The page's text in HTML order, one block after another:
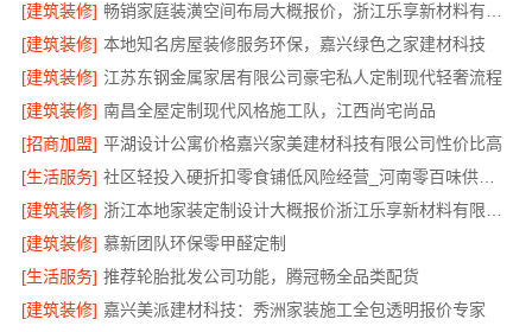
[建筑装修]
[建筑装修] 本地知名房屋装修服务环保，嘉兴绿色之家建材科技
[建筑装修] 江苏东钢金属家居有限公司豪宅私人定制现代轻奢流程
[建筑装修] 南昌全屋定制现代风格施工队，江西尚宅尚品
[招商加盟] 平湖设计公寓价格嘉兴家美建材科技有限公司性价比高
[生活服务]
社区轻投入硬折扣零食铺低风险经营_河南零百味供应链有限公司
[建筑装修]
[建筑装修] 慕新团队环保零甲醛定制
[生活服务] 推荐轮胎批发公司功能，腾冠畅全品类配货
[建筑装修] 嘉兴美派建材科技：秀洲家装施工全包透明报价专家